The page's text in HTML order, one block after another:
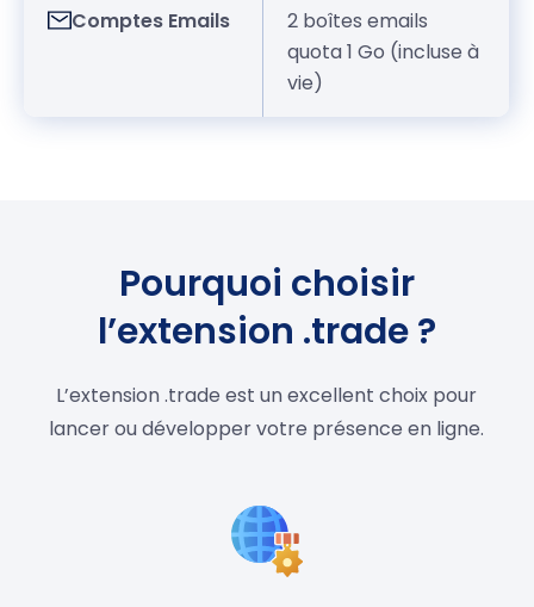
Comptes Emails
2 boîtes emails
quota 1 Go (incluse à
vie)
Pourquoi choisir
l’extension .trade ?
L’extension .trade est un excellent choix pour
lancer ou développer votre présence en ligne.